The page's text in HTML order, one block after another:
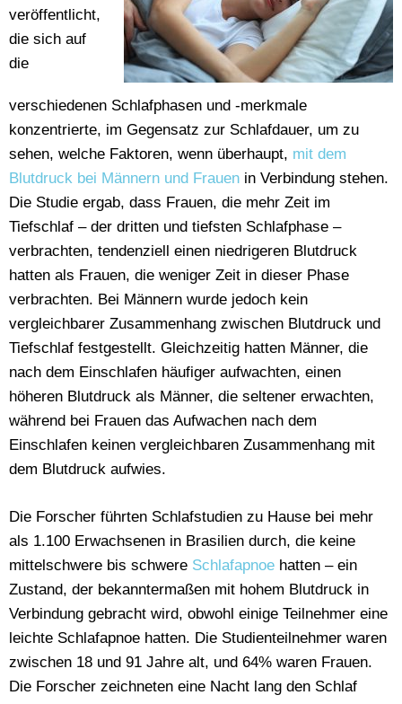
veröffentlicht,
die sich auf
die
verschiedenen Schlafphasen und -merkmale
konzentrierte, im Gegensatz zur Schlafdauer, um zu
sehen, welche Faktoren, wenn überhaupt, mit dem
Blutdruck bei Männern und Frauen in Verbindung stehen.
Die Studie ergab, dass Frauen, die mehr Zeit im
Tiefschlaf – der dritten und tiefsten Schlafphase –
verbrachten, tendenziell einen niedrigeren Blutdruck
hatten als Frauen, die weniger Zeit in dieser Phase
verbrachten. Bei Männern wurde jedoch kein
vergleichbarer Zusammenhang zwischen Blutdruck und
Tiefschlaf festgestellt. Gleichzeitig hatten Männer, die
nach dem Einschlafen häufiger aufwachten, einen
höheren Blutdruck als Männer, die seltener erwachten,
während bei Frauen das Aufwachen nach dem
Einschlafen keinen vergleichbaren Zusammenhang mit
dem Blutdruck aufwies.
Die Forscher führten Schlafstudien zu Hause bei mehr
als 1.100 Erwachsenen in Brasilien durch, die keine
mittelschwere bis schwere Schlafapnoe hatten – ein
Zustand, der bekanntermaßen mit hohem Blutdruck in
Verbindung gebracht wird, obwohl einige Teilnehmer eine
leichte Schlafapnoe hatten. Die Studienteilnehmer waren
zwischen 18 und 91 Jahre alt, und 64% waren Frauen.
Die Forscher zeichneten eine Nacht lang den Schlaf